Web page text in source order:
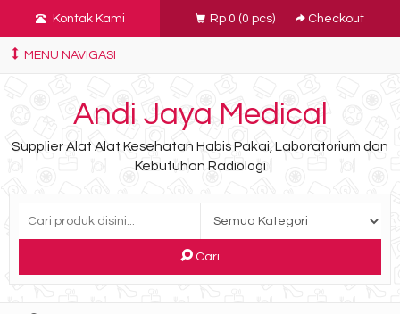
Kontak Kami Rp 0 (0 pcs) Checkout
MENU NAVIGASI
Andi Jaya Medical
Supplier Alat Alat Kesehatan Habis Pakai, Laboratorium dan
Kebutuhan Radiologi
Cari